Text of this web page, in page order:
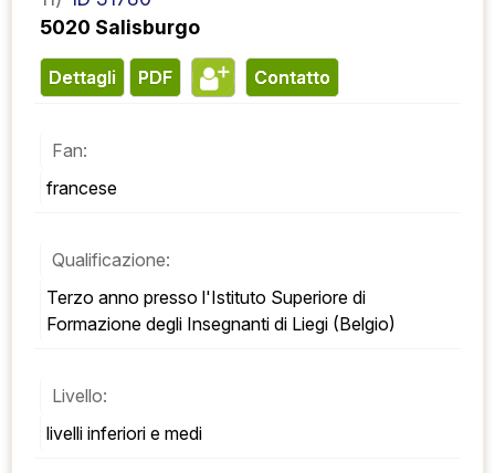
5020 Salisburgo
Dettagli PDF contatto
Fan:
francese
Qualificazione:
Terzo anno presso l'Istituto Superiore di
Formazione degli Insegnanti di Liegi (Belgio)
Livello:
livelli inferiori e medi